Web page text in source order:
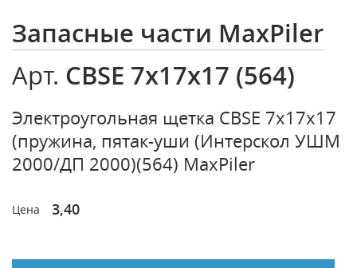
Запасные части MaxPiler
Арт. CBSE 7х17х17 (564)
Электроугольная щетка CBSE 7х17х17
(пружина, пятак-уши (Интерскол УШМ
2000/ДП 2000)(564) MaxPiler
Цена 3,40